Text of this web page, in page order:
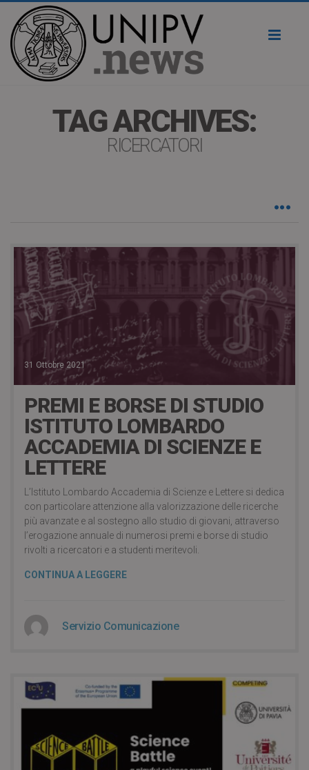
TAG ARCHIVES:
RICERCATORI
31 Ottobre 2021
PREMI E BORSE DI STUDIO
ISTITUTO LOMBARDO
ACCADEMIA DI SCIENZE E
LETTERE
L’Istituto Lombardo Accademia di Scienze e Lettere si dedica
con particolare attenzione alla valorizzazione delle ricerche
più avanzate e al sostegno allo studio di giovani, attraverso
l’erogazione annuale di numerosi premi e borse di studio
rivolti a ricercatori e a studenti meritevoli.
CONTINUA A LEGGERE
Servizio Comunicazione